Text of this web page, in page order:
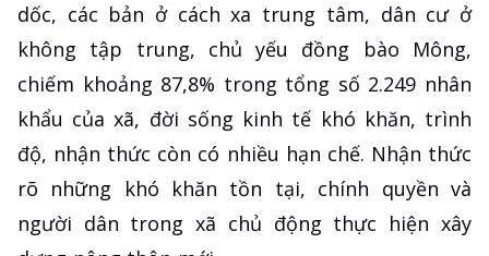
dốc, các bản ở cách xa trung tâm, dân cư ở
không tập trung, chủ yếu đồng bào Mông,
chiếm khoảng 87,8% trong tổng số 2.249 nhân
khẩu của xã, đời sống kinh tế khó khăn, trình
độ, nhận thức còn có nhiều hạn chế. Nhận thức
rõ những khó khăn tồn tại, chính quyền và
người dân trong xã chủ động thực hiện xây